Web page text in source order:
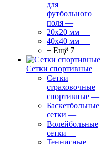
для
футбольного
поля —
20х20 мм —
40х40 мм —
+ Ещё 7
Сетки спортивные
Сетки
страховочные
спортивные —
Баскетбольные
сетки —
Волейбольные
сетки —
Теннисные